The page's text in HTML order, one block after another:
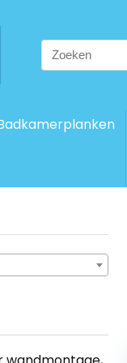
Search
for: